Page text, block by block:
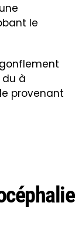
le
du à
provenant